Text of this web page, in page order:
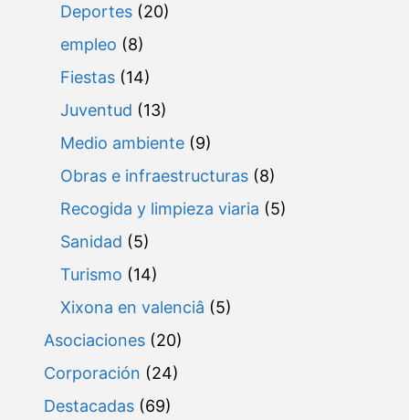
Deportes (20)
empleo (8)
Fiestas (14)
Juventud (13)
Medio ambiente (9)
Obras e infraestructuras (8)
Recogida y limpieza viaria (5)
Sanidad (5)
Turismo (14)
Xixona en valenciâ (5)
Asociaciones (20)
Corporación (24)
Destacadas (69)